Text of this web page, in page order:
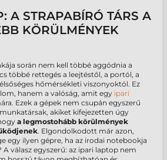
A STRAPABÍRÓ TÁRS A
KÖRÜLMÉNYEK
során nem kell többé aggódnia a
többé rettegés a leejtéstől, a portól, a
hőmérsékleti viszonyoktól. Ez
hanem a valóság, amit egy ipari
Ezek a gépek nem csupán egyszerű
akiket kifejezetten úgy
a legmostohább körülmények
. Elgondolkodott már azon,
egy ilyen gépre, ha az irodai notebookja
válasz egyszerű: az ipari laptop nem